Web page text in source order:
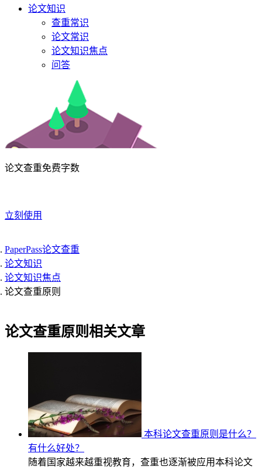
论文知识
查重常识
论文常识
论文知识焦点
问答
论文查重免费字数
立刻使用
PaperPass论文查重
论文知识
论文知识焦点
论文查重原则
论文查重原则相关文章
本科论文查重原则是什么？
有什么好处？
随着国家越来越重视教育，查重也逐渐被应用本科论文